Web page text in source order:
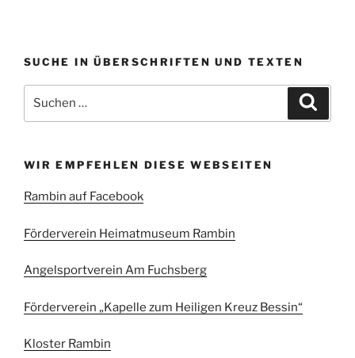
SUCHE IN ÜBERSCHRIFTEN UND TEXTEN
nach:
WIR EMPFEHLEN DIESE WEBSEITEN
Rambin auf Facebook
Förderverein Heimatmuseum Rambin
Angelsportverein Am Fuchsberg
Förderverein „Kapelle zum Heiligen Kreuz Bessin“
Kloster Rambin